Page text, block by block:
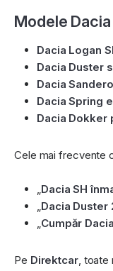
Modele
Dacia Logan
Dacia Duster
Dacia
Dacia Spring
Dacia Dokker
Cele mai frecvente
Dacia SH
Dacia Duster
Cumpăr
Pe Direktcar, toate